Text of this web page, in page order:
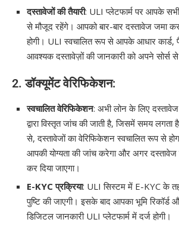
दस्तावेजों की तैयारी: ULI प्लेटफार्म पर आपके
से मौजूद रहेंगे। आपको बार-बार दस्तावेज जमा
होगी। ULI स्वचालित रूप से आपके आधार कार्ड,
आवश्यक दस्तावेज़ों की जानकारी को अपने सोर्स
2.डॉक्यूमेंट वेरिफिकेशन:
स्वचालित वेरिफिकेशन: अभी लोन के लिए
द्वारा विस्तृत जांच की जाती है, जिसमें समय
से, दस्तावेजों का वेरिफिकेशन स्वचालित रूप से
आपकी योग्यता की जांच करेगा और अगर दस्तावेज
कर दिया जाएगा।
E-KYC प्रक्रिया: ULI सिस्टम में E-KYC के
पुष्टि की जाएगी। इसके बाद आपका भूमि
डिजिटल जानकारी ULI प्लेटफार्म में दर्ज होगी।